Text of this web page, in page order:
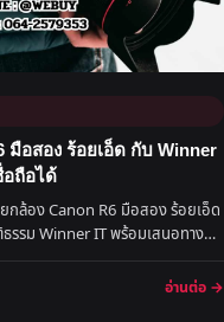
มือสอง ร้อยเอ็ด กับ Winner
อถือได้
กล้อง Canon R6 มือสอง ร้อยเอ็ด
รรม Winner IT พร้อมเสนอทาง
อ่านต่อ →